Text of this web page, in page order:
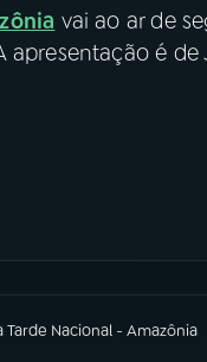
vai ao ar de
apresentação é de
Tarde Nacional - Amazônia